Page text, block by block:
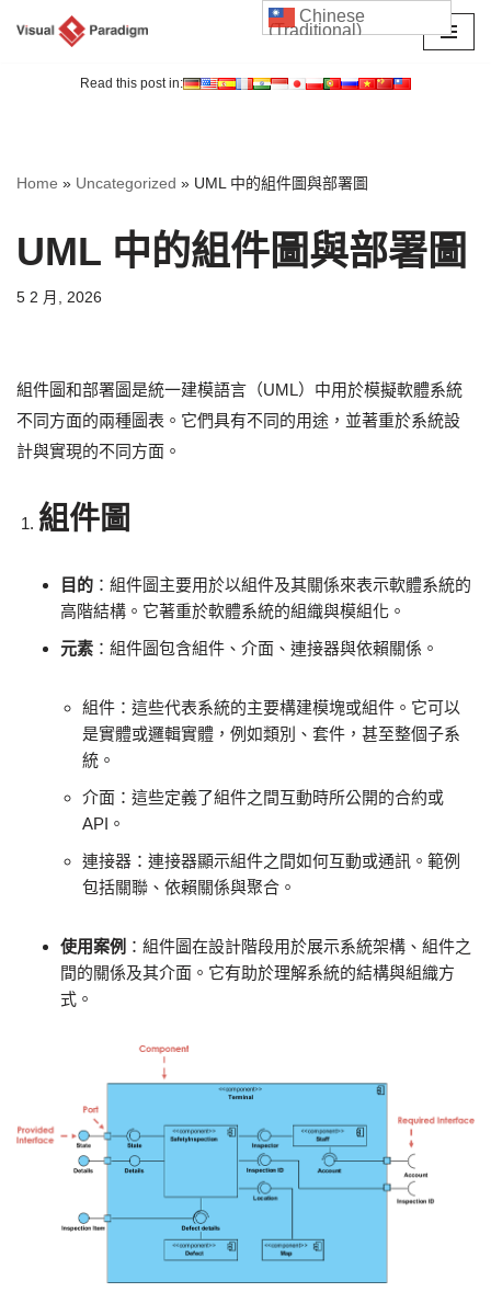
Read this post in:
Home » Uncategorized » UML 中的組件圖與部署圖
UML 中的組件圖與部署圖
5 2 月, 2026
組件圖和部署圖是統一建模語言（UML）中用於模擬軟體系統
不同方面的兩種圖表。它們具有不同的用途，並著重於系統設
計與實現的不同方面。
組件圖
目的 ：組件圖主要用於以組件及其關係來表示軟體系統的
高階結構。它著重於軟體系統的組織與模組化。
元素 ：組件圖包含組件、介面、連接器與依賴關係。
組件：這些代表系統的主要構建模塊或組件。它可以
是實體或邏輯實體，例如類別、套件，甚至整個子系
統。
介面：這些定義了組件之間互動時所公開的合約或
API。
連接器：連接器顯示組件之間如何互動或通訊。範例
包括關聯、依賴關係與聚合。
使用案例 ：組件圖在設計階段用於展示系統架構、組件之
間的關係及其介面。它有助於理解系統的結構與組織方
式。
Chinese
(Traditional)